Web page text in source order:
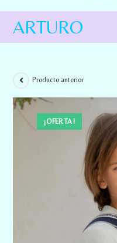
ARTURO
¡OFERTA!
Producto anterior